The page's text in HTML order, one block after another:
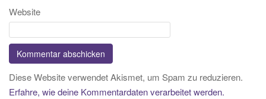
Website
Diese Website verwendet Akismet, um Spam zu reduzieren.
Erfahre, wie deine Kommentardaten verarbeitet werden.